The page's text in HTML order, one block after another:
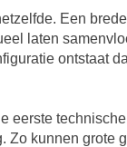
Een
laten
ontstaat
eerste
Zo kunnen grote